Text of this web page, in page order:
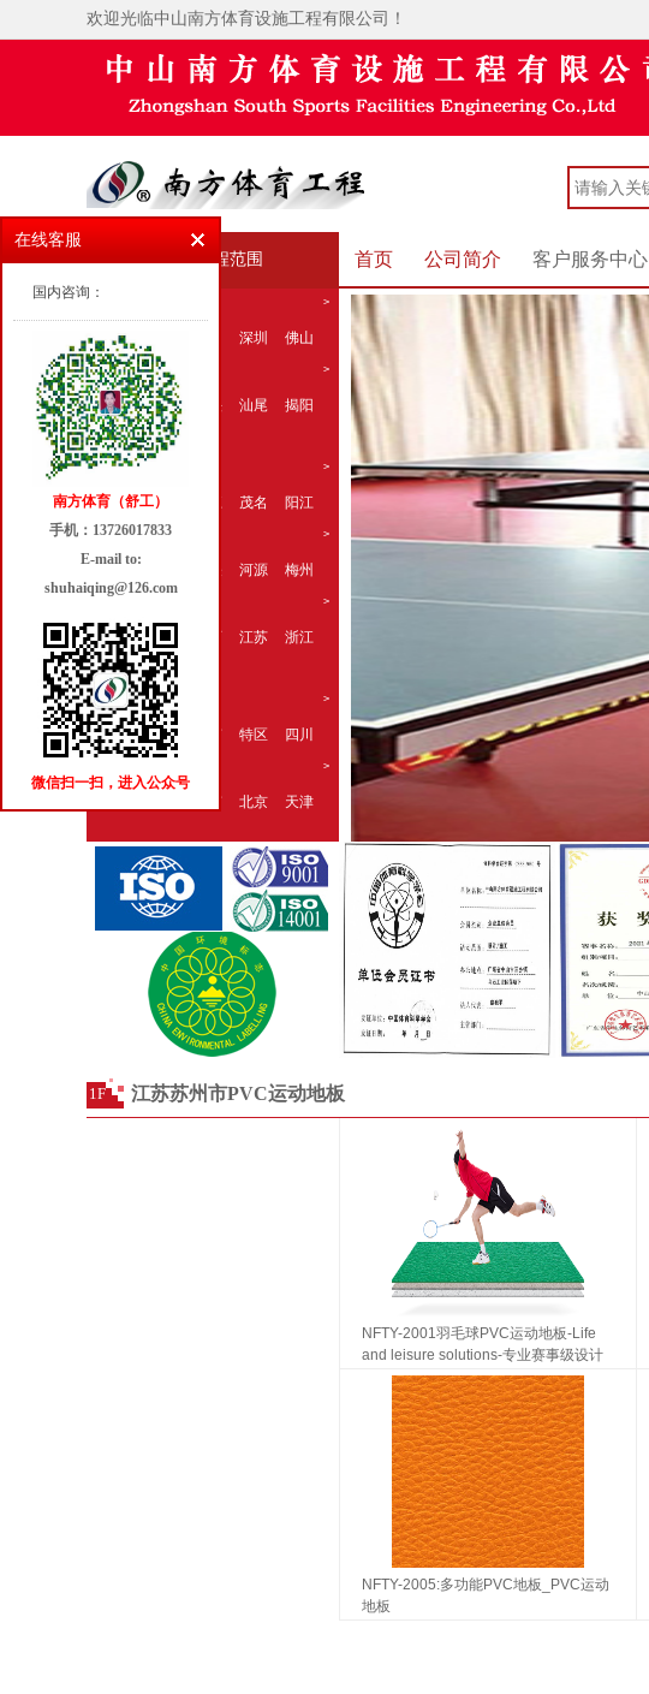
欢迎光临中山南方体育设施工程有限公司！
承接工程范围
>
中山 深圳 佛山
>
广东
东莞 惠州 汕头 汕尾
揭阳
潮州
>
粤西地区
江门 肇庆 湛江 茂名 阳江
>
粤北地区
韶关 河源 梅州
>
山东 安徽 江西 江苏
浙江
上海
>
华南地区
福建 广西 海南 特区 四川
>
华中地区
湖南 北京 天津
首页 公司简介 客户服务中心
1F 江苏苏州市PVC运动地板
NFTY-2001羽毛球PVC运动地板-Life
and leisure solutions-专业赛事级设计
标准为您带来
NFTY-2005:多功能PVC地板_PVC运动
地板
在线客服
国内咨询：
南方体育（舒工）
手机：13726017833
E-mail to:
shuhaiqing@126.com
微信扫一扫，进入公众号